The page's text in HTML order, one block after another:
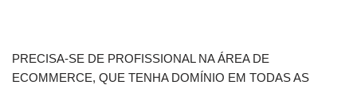
PRECISA-SE DE PROFISSIONAL NA ÁREA DE
ECOMMERCE, QUE TENHA DOMÍNIO EM TODAS AS